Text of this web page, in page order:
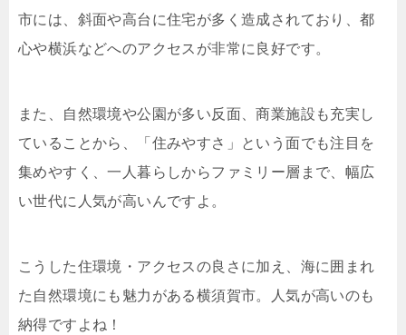
市には、斜面や高台に住宅が多く造成されており、都
心や横浜などへのアクセスが非常に良好です。
また、自然環境や公園が多い反面、商業施設も充実し
ていることから、「住みやすさ」という面でも注目を
集めやすく、一人暮らしからファミリー層まで、幅広
い世代に人気が高いんですよ。
こうした住環境・アクセスの良さに加え、海に囲まれ
た自然環境にも魅力がある横須賀市。人気が高いのも
納得ですよね！